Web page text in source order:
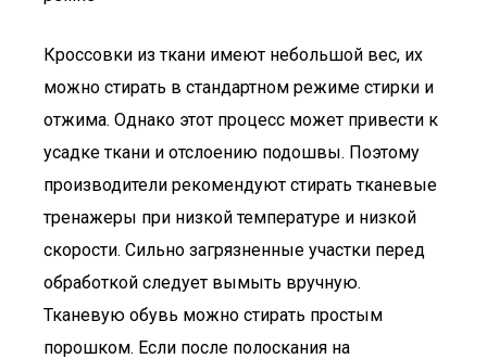
Кроссовки из ткани имеют небольшой вес, их
можно стирать в стандартном режиме стирки и
отжима. Однако этот процесс может привести к
усадке ткани и отслоению подошвы. Поэтому
производители рекомендуют стирать тканевые
тренажеры при низкой температуре и низкой
скорости. Сильно загрязненные участки перед
обработкой следует вымыть вручную.
Тканевую обувь можно стирать простым
порошком. Если после полоскания на